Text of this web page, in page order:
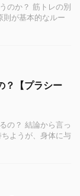
のか？ 筋トレの別
則が基本的なルー
？【プラシー
の？ 結論から言っ
ようが、身体に与